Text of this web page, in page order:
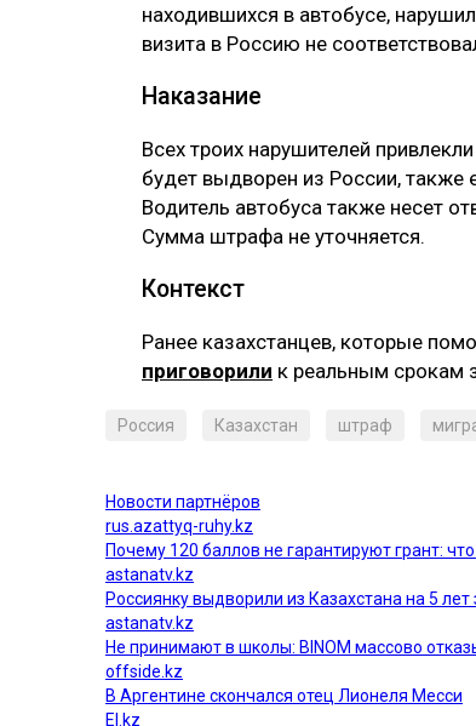
находившихся в автобусе,
визита в Россию не
Наказание
Всех троих нарушителей
будет выдворен из России, также
Водитель автобуса также несет
Сумма штрафа не уточняется.
Контекст
Ранее казахстанцев, которые
приговорили к реальным срокам
Россия Казахстан штраф